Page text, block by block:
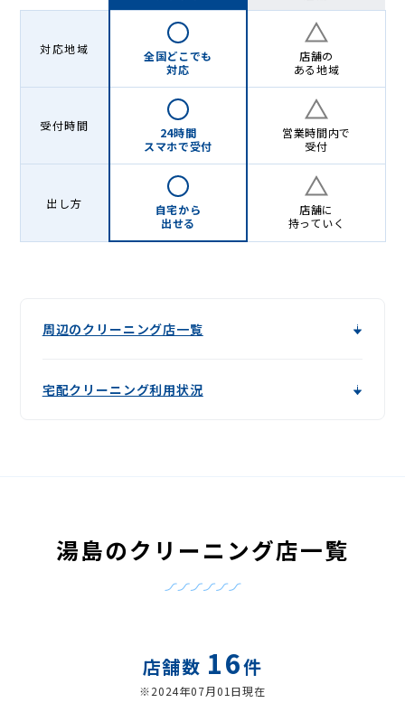
対応地域
全国どこでも
対応
店舗の
ある地域
受付時間
24時間
スマホで受付
営業時間内で
受付
出し方
自宅から
出せる
店舗に
持っていく
周辺のクリーニング店一覧
宅配クリーニング利用状況
湯島のクリーニング店一覧
店舗数 16件
※2024年07月01日現在